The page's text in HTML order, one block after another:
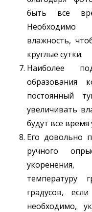
быть все
влажность,
круглые сутки.
Наиболее
образования
постоянный
увеличивать
будут все
Его довольно
ручного
температуру
градусов,
необходимо,